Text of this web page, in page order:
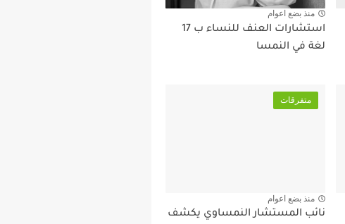
منذ بضع اعوام
استشارات العنف للنساء ب 17
لغة في النمسا
متفرقات
منذ بضع اعوام
نائب المستشار النمساوي يكشف